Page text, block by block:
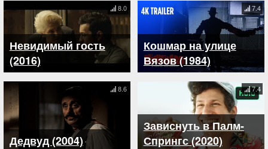
Невидимый гость
(2016)
8.0
Кошмар на улице
Вязов (1984)
7.4
Дедвуд (2004)
8.6
Зависнуть в Палм-
Спрингс (2020)
7.4